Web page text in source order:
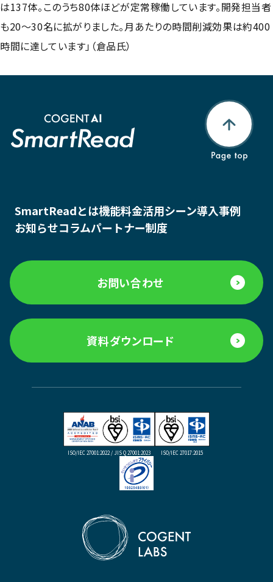
は137体。このうち80体ほどが定常稼働しています。開発担当者
も20〜30名に拡がりました。月あたりの時間削減効果は約400
時間に達しています」（倉品氏）
SmartReadとは機能料金活用シーン導入事例
お知らせコラムパートナー制度
お問い合わせ
資料ダウンロード
ISO/IEC 27001:2022 / JIS Q 27001:2023 ISO/IEC 27017:2015